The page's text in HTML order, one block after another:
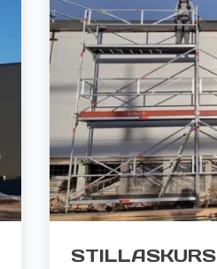
STILLASKURS